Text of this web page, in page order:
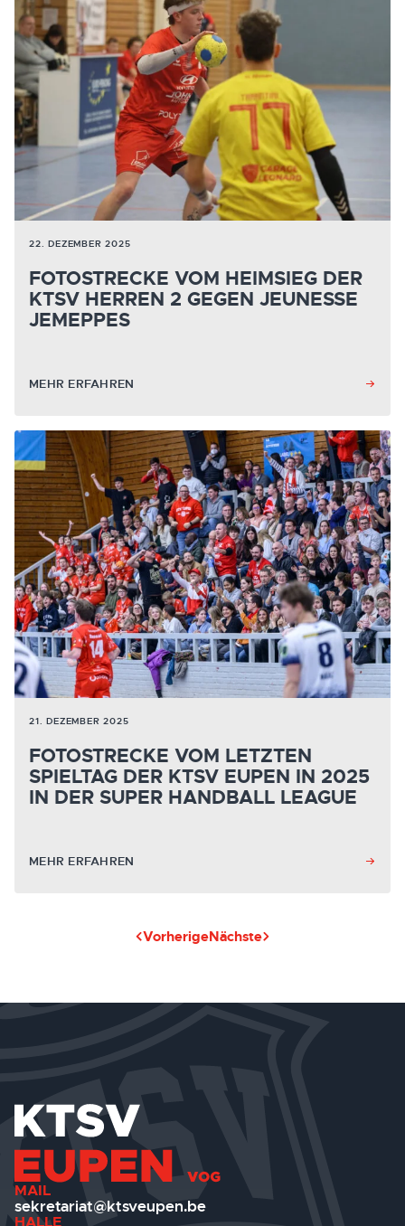
22. DEZEMBER 2025
FOTOSTRECKE VOM HEIMSIEG DER
KTSV HERREN 2 GEGEN JEUNESSE
JEMEPPES
MEHR ERFAHREN
21. DEZEMBER 2025
FOTOSTRECKE VOM LETZTEN
SPIELTAG DER KTSV EUPEN IN 2025
IN DER SUPER HANDBALL LEAGUE
MEHR ERFAHREN
VorherigeNächste
MAIL
sekretariat@ktsveupen.be
HALLE